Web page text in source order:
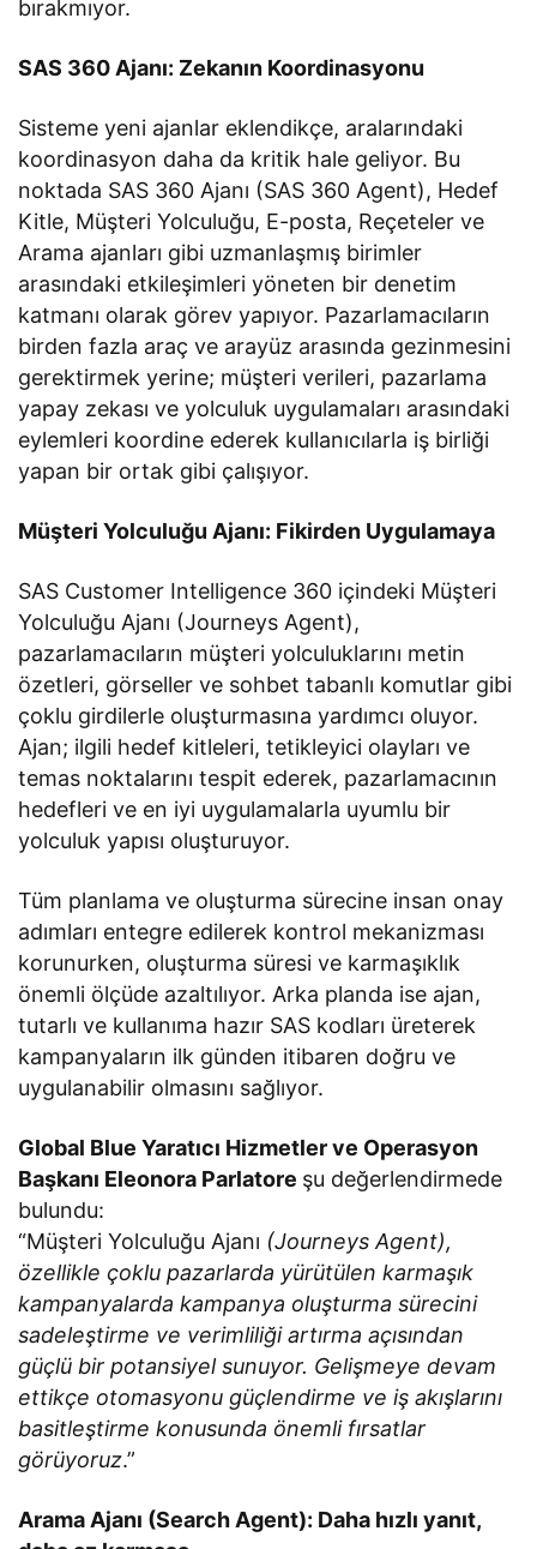
bırakmıyor.
SAS 360 Ajanı: Zekanın Koordinasyonu
Sisteme yeni ajanlar eklendikçe, aralarındaki
koordinasyon daha da kritik hale geliyor. Bu
noktada SAS 360 Ajanı (SAS 360 Agent), Hedef
Kitle, Müşteri Yolculuğu, E-posta, Reçeteler ve
Arama ajanları gibi uzmanlaşmış birimler
arasındaki etkileşimleri yöneten bir denetim
katmanı olarak görev yapıyor. Pazarlamacıların
birden fazla araç ve arayüz arasında gezinmesini
gerektirmek yerine; müşteri verileri, pazarlama
yapay zekası ve yolculuk uygulamaları arasındaki
eylemleri koordine ederek kullanıcılarla iş birliği
yapan bir ortak gibi çalışıyor.
Müşteri Yolculuğu Ajanı: Fikirden Uygulamaya
SAS Customer Intelligence 360 içindeki Müşteri
Yolculuğu Ajanı (Journeys Agent),
pazarlamacıların müşteri yolculuklarını metin
özetleri, görseller ve sohbet tabanlı komutlar gibi
çoklu girdilerle oluşturmasına yardımcı oluyor.
Ajan; ilgili hedef kitleleri, tetikleyici olayları ve
temas noktalarını tespit ederek, pazarlamacının
hedefleri ve en iyi uygulamalarla uyumlu bir
yolculuk yapısı oluşturuyor.
Tüm planlama ve oluşturma sürecine insan onay
adımları entegre edilerek kontrol mekanizması
korunurken, oluşturma süresi ve karmaşıklık
önemli ölçüde azaltılıyor. Arka planda ise ajan,
tutarlı ve kullanıma hazır SAS kodları üreterek
kampanyaların ilk günden itibaren doğru ve
uygulanabilir olmasını sağlıyor.
Global Blue Yaratıcı Hizmetler ve Operasyon
Başkanı Eleonora Parlatore şu değerlendirmede
bulundu:
“Müşteri Yolculuğu Ajanı (Journeys Agent),
özellikle çoklu pazarlarda yürütülen karmaşık
kampanyalarda kampanya oluşturma sürecini
sadeleştirme ve verimliliği artırma açısından
güçlü bir potansiyel sunuyor. Gelişmeye devam
ettikçe otomasyonu güçlendirme ve iş akışlarını
basitleştirme konusunda önemli fırsatlar
görüyoruz.”
Arama Ajanı (Search Agent): Daha hızlı yanıt,